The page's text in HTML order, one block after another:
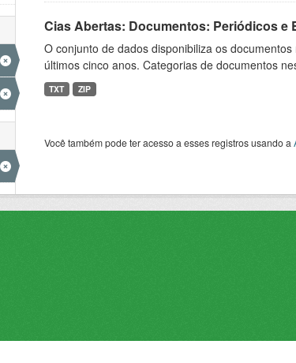
Cias Abertas: Documentos: Periódicos e
O conjunto de dados disponibiliza os
últimos cinco anos. Categorias de documentos
TXT ZIP
Você também pode ter acesso a esses registros usando a